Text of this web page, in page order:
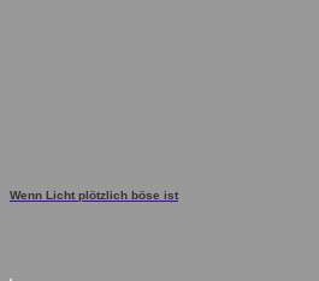
Wenn Licht plötzlich böse ist